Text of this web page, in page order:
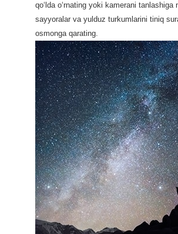
qo‘lda o‘rnating yoki kamerani tanlashiga
sayyoralar va yulduz turkumlarini tiniq
osmonga qarating.